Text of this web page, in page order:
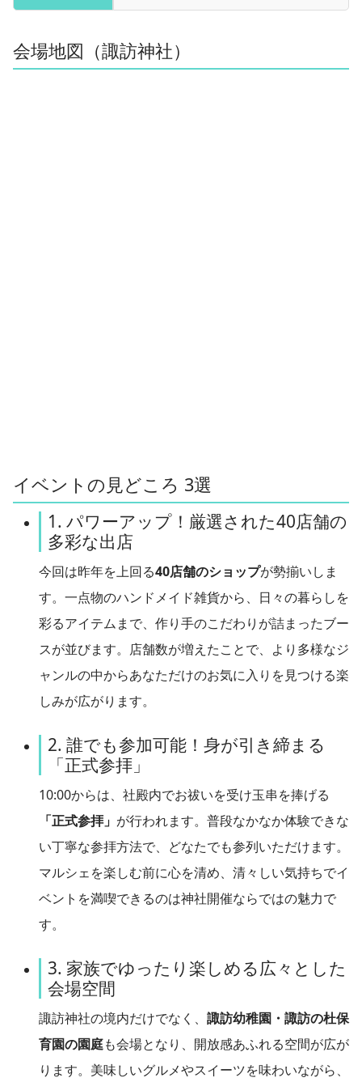
会場地図（諏訪神社）
イベントの見どころ 3選
1. パワーアップ！厳選された40店舗の
多彩な出店
今回は昨年を上回る40店舗のショップが勢揃いしま
す。一点物のハンドメイド雑貨から、日々の暮らしを
彩るアイテムまで、作り手のこだわりが詰まったブー
スが並びます。店舗数が増えたことで、より多様なジ
ャンルの中からあなただけのお気に入りを見つける楽
しみが広がります。
2. 誰でも参加可能！身が引き締まる
「正式参拝」
10:00からは、社殿内でお祓いを受け玉串を捧げる
「正式参拝」 が行われます。普段なかなか体験できな
い丁寧な参拝方法で、どなたでも参列いただけます。
マルシェを楽しむ前に心を清め、清々しい気持ちでイ
ベントを満喫できるのは神社開催ならではの魅力で
す。
3. 家族でゆったり楽しめる広々とした
会場空間
諏訪神社の境内だけでなく、 諏訪幼稚園・諏訪の杜保
育園の園庭も会場となり、開放感あふれる空間が広が
ります。美味しいグルメやスイーツを味わいながら、